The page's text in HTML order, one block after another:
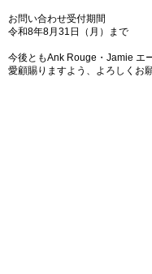
お問い合わせ受付期間
令和8年8月31日（月）まで
今後ともAnk Rouge・Jamie エ
愛顧賜りますよう、よろしくお